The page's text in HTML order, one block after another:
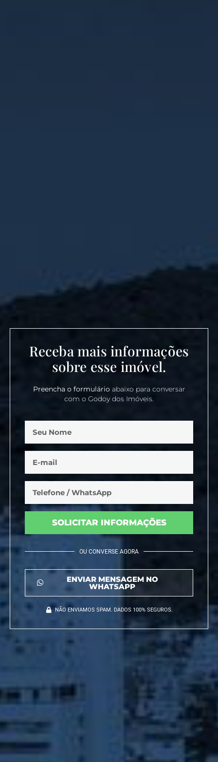
Receba mais informações
sobre esse imóvel.
Preencha o formulárioabaixo para conversar
com o Godoy dos Imóveis.
SOLICITAR INFORMAÇÕES
OU CONVERSE AGORA
ENVIAR MENSAGEM NO
WHATSAPP
NÃO ENVIAMOS SPAM. DADOS 100% SEGUROS.